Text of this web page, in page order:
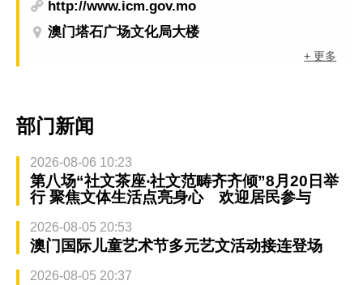
http://www.icm.gov.mo
澳门塔石广场文化局大楼
+ 更多
部门新闻
2026-08-06 10:23
第八场“社文茶座‧社文范畴齐齐倾”8月20日举
行 聚焦文体生活点亮身心 欢迎居民参与
2026-08-05 20:53
澳门国际儿童艺术节多元艺文活动接连登场
2026-08-05 20:37